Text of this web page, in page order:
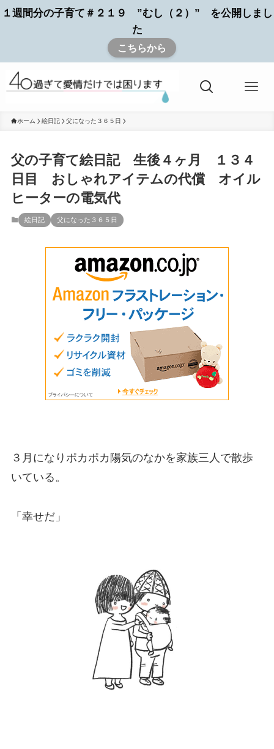
１週間分の子育て＃２１９ ”むし（２）” を公開しまし
た
こちらから
ホーム 絵日記 父になった３６５日
父の子育て絵日記 生後４ヶ月 １３４
日目 おしゃれアイテムの代償 オイル
ヒーターの電気代
絵日記 父になった３６５日
３月になりポカポカ陽気のなかを家族三人で散歩
いている。
「幸せだ」